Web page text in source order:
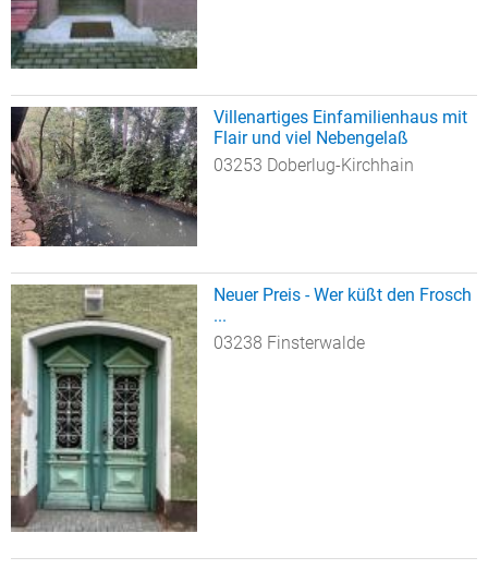
Villenartiges Einfamilienhaus mit
Flair und viel Nebengelaß
03253 Doberlug-Kirchhain
Neuer Preis - Wer küßt den Frosch
...
03238 Finsterwalde